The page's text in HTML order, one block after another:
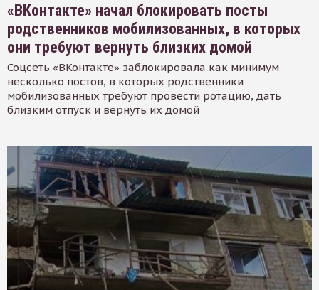
«ВКонтакте» начал блокировать посты
родственников мобилизованных, в которых
они требуют вернуть близких домой
Соцсеть «ВКонтакте» заблокировала как минимум
несколько постов, в которых родственники
мобилизованных требуют провести ротацию, дать
близким отпуск и вернуть их домой